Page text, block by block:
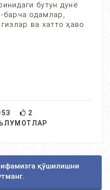
бутун дунё
барча одамлар,
ва хатто ҳаво
2
қўшилишни